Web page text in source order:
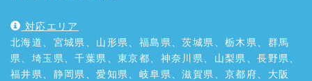
対応エリア
北海道、宮城県、山形県、福島県、茨城県、栃木県、群馬
県、埼玉県、千葉県、東京都、神奈川県、山梨県、長野県、
福井県、静岡県、愛知県、岐阜県、滋賀県、京都府、大阪